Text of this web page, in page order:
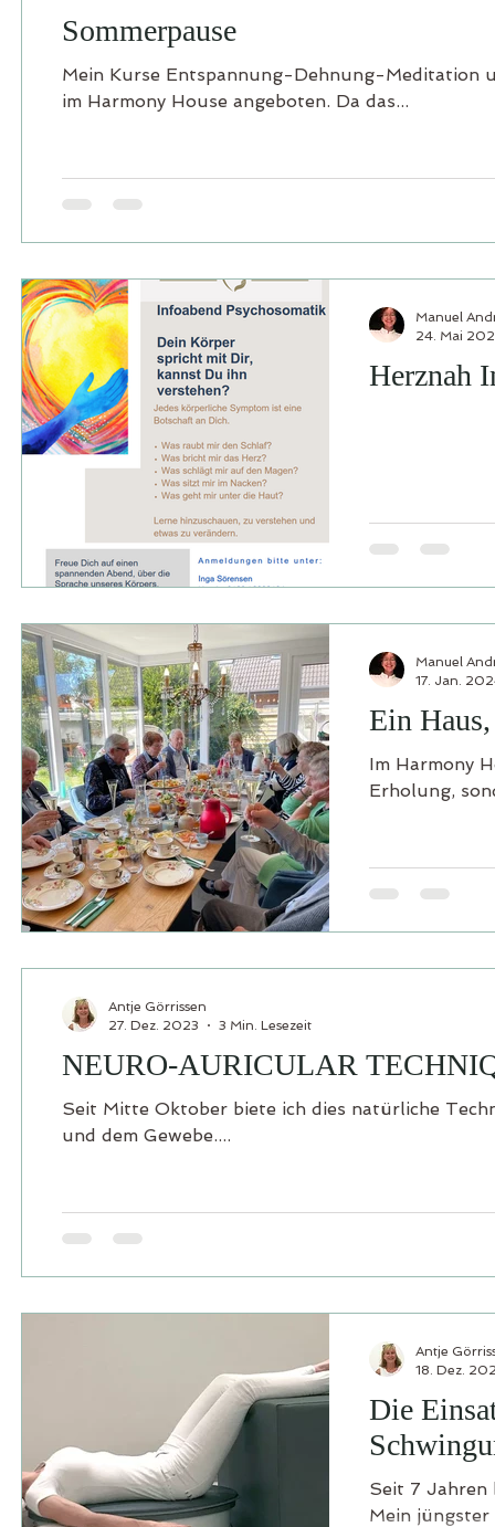
Sommerpause
Mein Kurse Entspannung-Dehnung-Meditation
im Harmony House angeboten. Da das...
Herznah
Manuel
24. Mai
Ein
Im Harmony
Erholung,
Manuel
17. Jan.
NEURO-AURICULAR
Seit Mitte Oktober biete ich dies natürliche
und dem Gewebe....
Antje Görrissen
27. Dez. 2023
3 Min. Lesezeit
Die
Seit 7 Jahren
Mein
Antje
18. Dez.